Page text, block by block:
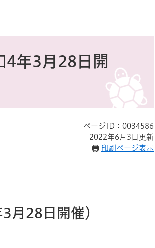
4年3月28日開
ページID：0034586
2022年6月3日更新
印刷ページ表示
月28日開催）